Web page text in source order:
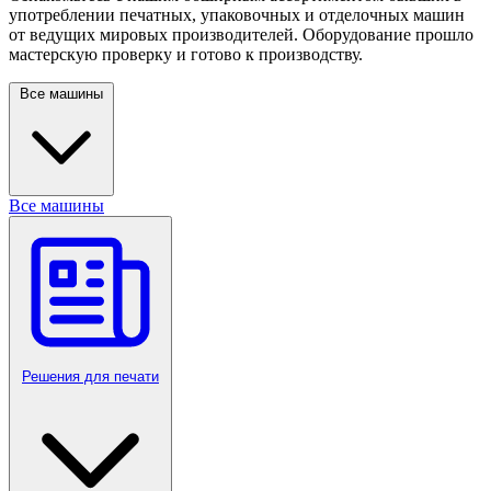
употреблении печатных, упаковочных и отделочных машин
от ведущих мировых производителей. Оборудование прошло
мастерскую проверку и готово к производству.
Все машины
Все машины
Решения для печати